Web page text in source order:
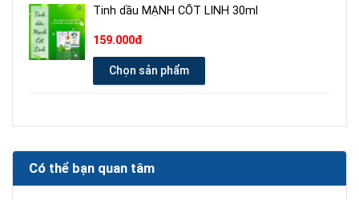
Tinh dầu MẠNH CỐT LINH 30ml
159.000đ
Chọn sản phẩm
Có thể bạn quan tâm